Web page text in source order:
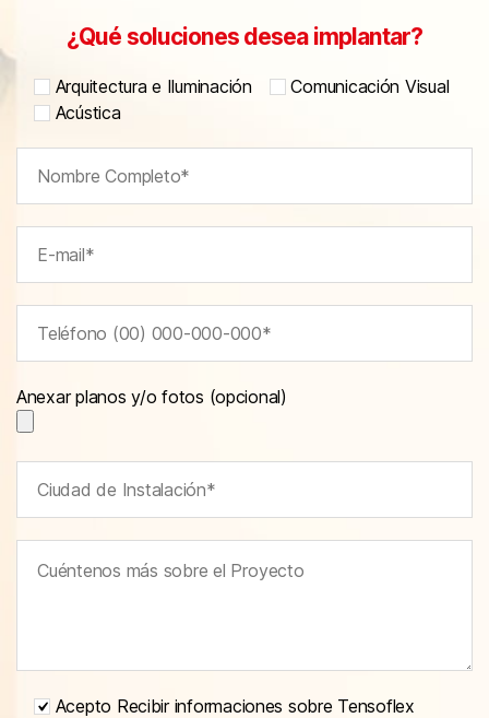
¿Qué soluciones desea implantar?
Arquitectura e Iluminación
Comunicación Visual
Acústica
Anexar planos y/o fotos (opcional)
Acepto Recibir informaciones sobre Tensoflex